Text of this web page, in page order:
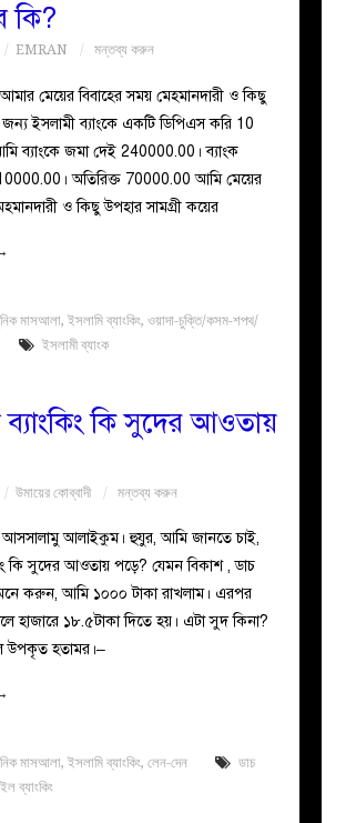
কি?
EMRAN মন্তব্য করুন
মেয়ের বিবাহের সময় মেহমানদারী ও কিছু
ইসলামী ব্যাংকে একটি ডিপিএস করি 10
ব্যাংকে জমা দেই 240000.00। ব্যাংক
অতিরিক্ত 70000.00 আমি মেয়ের
ও কিছু উপহার সামগ্রী কয়ের
মাসআলা, ইসলামি ব্যাংকিং, ওয়াদা-চুক্তি/কসম-শপথ/
ইসলামী ব্যাংক
কি সুদের আওতায়
উমায়ের কোব্বাদী মন্তব্য করুন
আসসালামু আলাইকুম। হুযুর, আমি জানতে চাই,
কি সুদের আওতায় পড়ে? যেমন বিকাশ , ডাচ
মনে করুন, আমি ১০০০ টাকা রাখলাম। এরপর
হাজারে ১৮.৫টাকা দিতে হয়। এটা সুদ কিনা?
উপকৃত হতামর।–
মাসআলা, ইসলামি ব্যাংকিং, লেন-দেন
ডাচ
ব্যাংকিং